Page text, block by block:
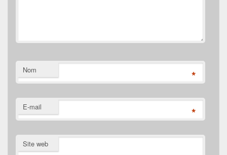
Nom *
E-mail *
Site web